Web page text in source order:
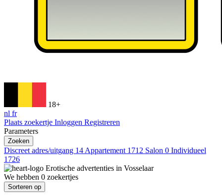
18+
nl fr
Plaats zoekertje Inloggen Registreren
Parameters
Zoeken
Discreet adres/uitgang 14 Appartement 1712 Salon 0 Individueel
1726
Erotische advertenties in Vosselaar
We hebben 0 zoekertjes
Sorteren op